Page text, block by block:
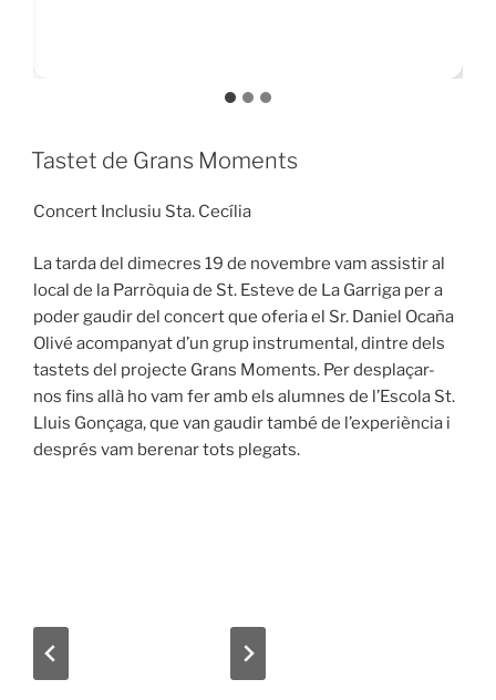
Tastet de Grans Moments
Concert Inclusiu Sta. Cecília
La tarda del dimecres 19 de novembre vam assistir al
local de la Parròquia de St. Esteve de La Garriga per a
poder gaudir del concert que oferia el Sr. Daniel Ocaña
Olivé acompanyat d’un grup instrumental, dintre dels
tastets del projecte Grans Moments. Per desplaçar-
nos fins allà ho vam fer amb els alumnes de l’Escola St.
Lluis Gonçaga, que van gaudir també de l’experiència i
després vam berenar tots plegats.